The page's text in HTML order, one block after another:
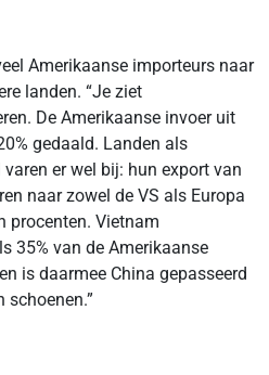
Amerikaanse importeurs naar
landen. “Je ziet
De Amerikaanse invoer uit
gedaald. Landen als
er wel bij: hun export van
naar zowel de VS als Europa
procenten. Vietnam
35% van de Amerikaanse
is daarmee China gepasseerd
schoenen.”